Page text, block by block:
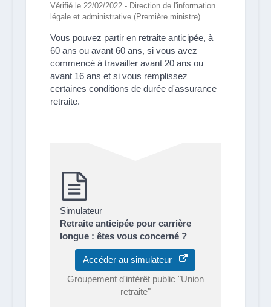
Vérifié le 22/02/2022 - Direction de l'information
légale et administrative (Première ministre)
Vous pouvez partir en retraite anticipée, à
60 ans ou avant 60 ans, si vous avez
commencé à travailler avant 20 ans ou
avant 16 ans et si vous remplissez
certaines conditions de durée d'assurance
retraite.
Simulateur
Retraite anticipée pour carrière
longue : êtes vous concerné ?
Accéder au simulateur
Groupement d'intérêt public "Union
retraite"